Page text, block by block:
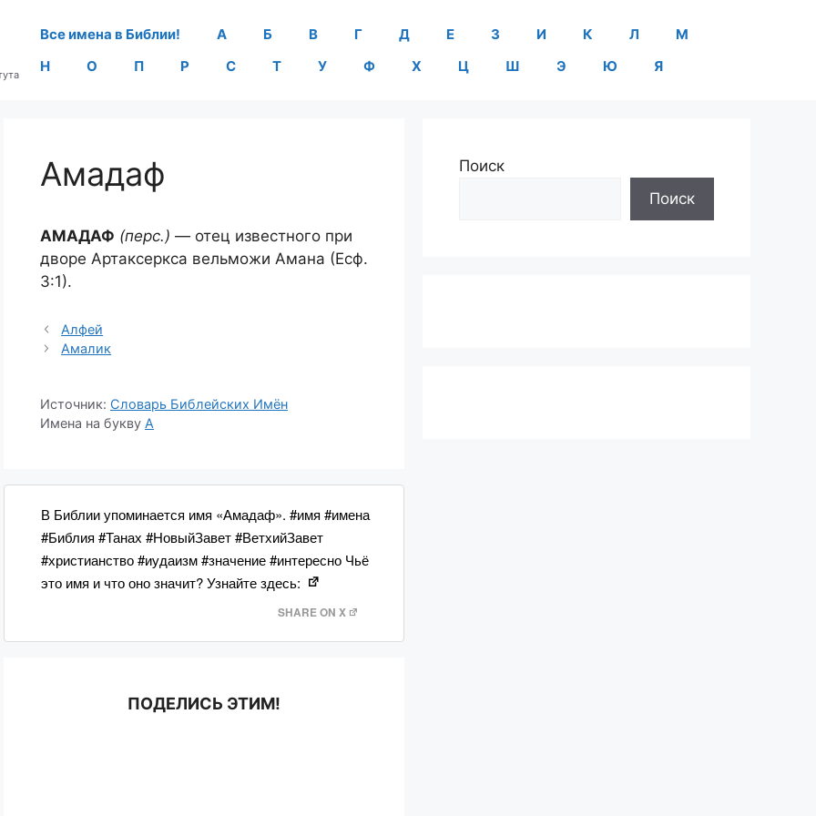
Все имена в Библии! А Б В Г Д Е З И К Л
М
Н
О П Р С Т У Ф Х Ц Ш Э Ю Я
Амадаф
АМАДАФ (перс.) — отец известного при
дворе Артаксеркса вельможи Амана (Есф.
3:1).
Алфей
Амалик
Источник: Словарь Библейских Имён
Имена на букву А
В Библии упоминается имя «Амадаф». #имя #имена
#Библия #Танах #НовыйЗавет #ВетхийЗавет
#христианство #иудаизм #значение #интересно Чьё
это имя и что оно значит? Узнайте здесь:
SHARE ON X
ПОДЕЛИСЬ ЭТИМ!
Поиск
Поиск